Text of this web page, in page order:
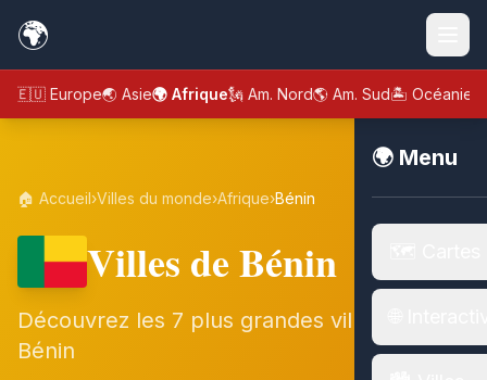
🌍
🇪🇺 Europe🌏 Asie🌍 Afrique🗽 Am. Nord🌎 Am. Sud🏝️ Océanie
🌍 Menu
🏠 Accueil›Villes du monde›Afrique›Bénin
Villes de Bénin
Découvrez les 7 plus grandes villes de
Bénin